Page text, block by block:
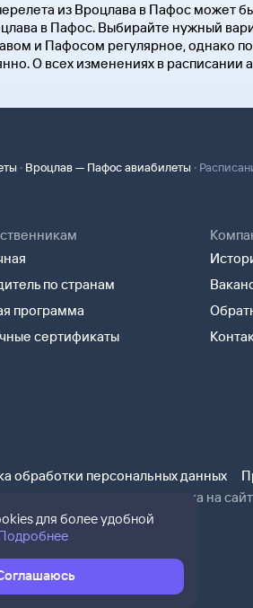
из Вроцлава в Пафос может
в Пафос. Выбирайте нужный
и Пафосом регулярное, однако
О всех изменениях в
· Вроцлав — Пафос авиабилеты ·
по странам
программа
сертификаты
обработки персональных данных
материалов ссылка на
для более удобной